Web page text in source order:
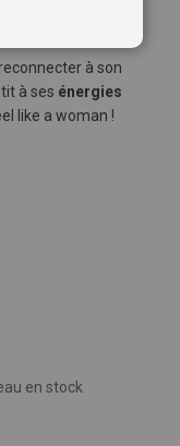
à son
à ses énergies
like a woman !
en stock